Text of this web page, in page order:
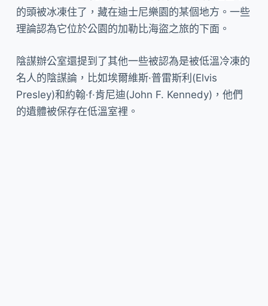
的頭被冰凍住了，藏在迪士尼樂園的某個地方。一些
理論認為它位於公園的加勒比海盜之旅的下面。
陰謀辦公室還提到了其他一些被認為是被低溫冷凍的
名人的陰謀論，比如埃爾維斯·普雷斯利(Elvis
Presley)和約翰·f·肯尼迪(John F. Kennedy)，他們
的遺體被保存在低溫室裡。